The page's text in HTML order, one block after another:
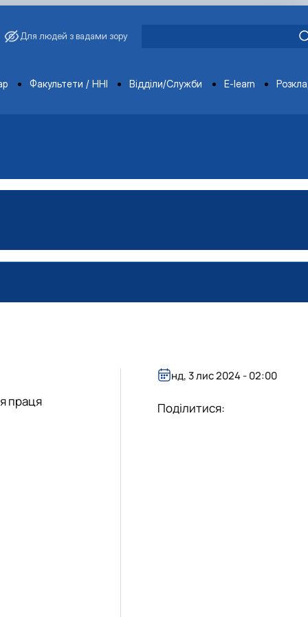
Для людей з вадами зору
Факультети / ННІ Відділи/Служби E-learn
праця
нд, 3 лис 2024 - 02:00
Поділитися: